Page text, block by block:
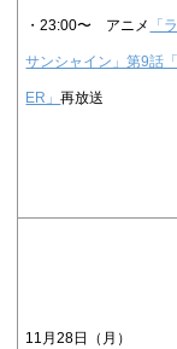
・23:00〜 アニメ 「
サンシャイン」第9話
ER」再放送
11月28日（月）